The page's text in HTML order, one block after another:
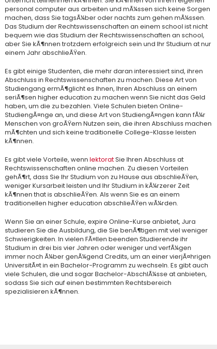
personal computer aus arbeiten und mÃ¼ssen sich keine Sorgen
machen, dass Sie tagsÃ¼ber oder nachts zum gehen mÃ¼ssen.
Das Studium der Rechtswissenschaften an einem school ist nicht
bequem wie das Studium der Rechtswissenschaften an school,
aber Sie kÃ¶nnen trotzdem erfolgreich sein und Ihr Studium at nur
einem Jahr abschlieÃŸen.
Es gibt einige Studenten, die mehr daran interessiert sind, ihren
Abschluss in Rechtswissenschaften zu machen. Diese Art von
Studiengang ermÃ¶glicht es Ihnen, Ihren Abschluss an einem
seriÃ¶sen higher education zu machen wenn Sie nicht das Geld
haben, um die zu bezahlen. Viele Schulen bieten Online-
StudiengÃ¤nge an, und diese Art von StudiengÃ¤ngen kann fÃ¼r
Menschen von groÃŸem Nutzen sein, die ihren Abschluss machen
mÃ¶chten und sich keine traditionelle College-Klasse leisten
kÃ¶nnen.
Es gibt viele Vorteile, wenn lektoratSie Ihren Abschluss at
Rechtswissenschaften online machen. Zu diesen Vorteilen
gehÃ¶rt, dass Sie Ihr Studium von zu Hause aus abschlieÃŸen,
weniger Kursarbeit leisten und Ihr Studium in kÃ¼rzerer Zeit
kÃ¶nnen that is abschlieÃŸen. Als wenn Sie es an einem
traditionellen higher education abschlieÃŸen wÃ¼rden.
Wenn Sie an einer Schule, expire Online-Kurse anbietet, Jura
studieren Sie die Ausbildung, die Sie benÃ¶tigen mit viel weniger
Schwierigkeiten. In vielen FÃ¤llen beenden Studierende ihr
Studium in drei bis vier Jahren oder weniger und verfÃ¼gen
immer noch Ã¼ber genÃ¼gend Credits, um an einer vierjÃ¤hrigen
UniversitÃ¤t in ein Bachelor-Programm zu wechseln. Es gibt auch
viele Schulen, die und sogar Bachelor-AbschlÃ¼sse at anbieten,
sodass Sie sich auf einen bestimmten Rechtsbereich
spezialisieren kÃ¶nnen.